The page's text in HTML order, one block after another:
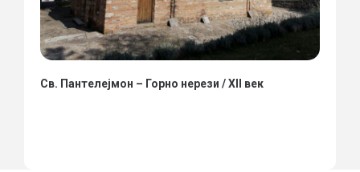
Св. Пантелејмон – Горно нерези / XII век